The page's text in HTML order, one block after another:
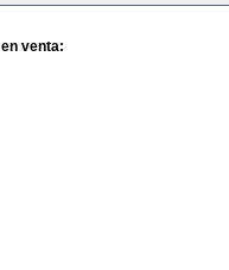
venta: